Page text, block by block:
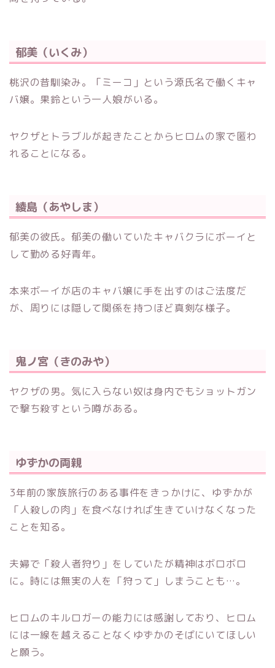
郁美（いくみ）
桃沢の昔馴染み。「ミーコ」という源氏名で働くキャ
バ嬢。果鈴という一人娘がいる。
ヤクザとトラブルが起きたことからヒロムの家で匿わ
れることになる。
綾島（あやしま）
郁美の彼氏。郁美の働いていたキャバクラにボーイと
して勤める好青年。
本来ボーイが店のキャバ嬢に手を出すのはご法度だ
が、周りには隠して関係を持つほど真剣な様子。
鬼ノ宮（きのみや）
ヤクザの男。気に入らない奴は身内でもショットガン
で撃ち殺すという噂がある。
ゆずかの両親
3年前の家族旅行のある事件をきっかけに、ゆずかが
「人殺しの肉」を食べなければ生きていけなくなった
ことを知る。
夫婦で「殺人者狩り」をしていたが精神はボロボロ
に。時には無実の人を「狩って」しまうことも…。
ヒロムのキルロガーの能力には感謝しており、ヒロム
には一線を越えることなくゆずかのそばにいてほしい
と願う。